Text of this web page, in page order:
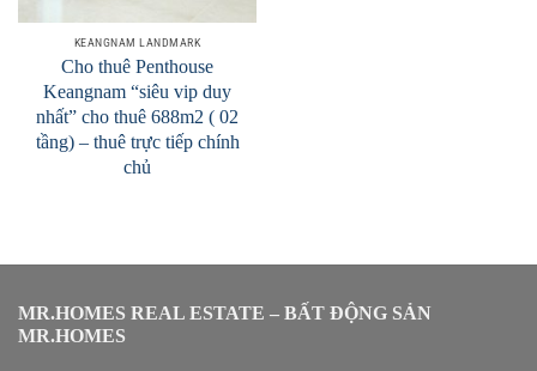
KEANGNAM LANDMARK
Cho thuê Penthouse
Keangnam “siêu vip duy
nhất” cho thuê 688m2 ( 02
tầng) – thuê trực tiếp chính
chủ
MR.HOMES REAL ESTATE – BẤT ĐỘNG SẢN
MR.HOMES